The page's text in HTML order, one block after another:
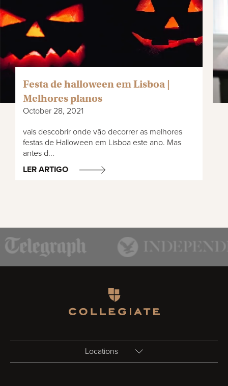
Festa de halloween em Lisboa |
Melhores planos
October 28, 2021
vais descobrir onde vão decorrer as melhores
festas de Halloween em Lisboa este ano. Mas
antes d...
LER ARTIGO
Locations